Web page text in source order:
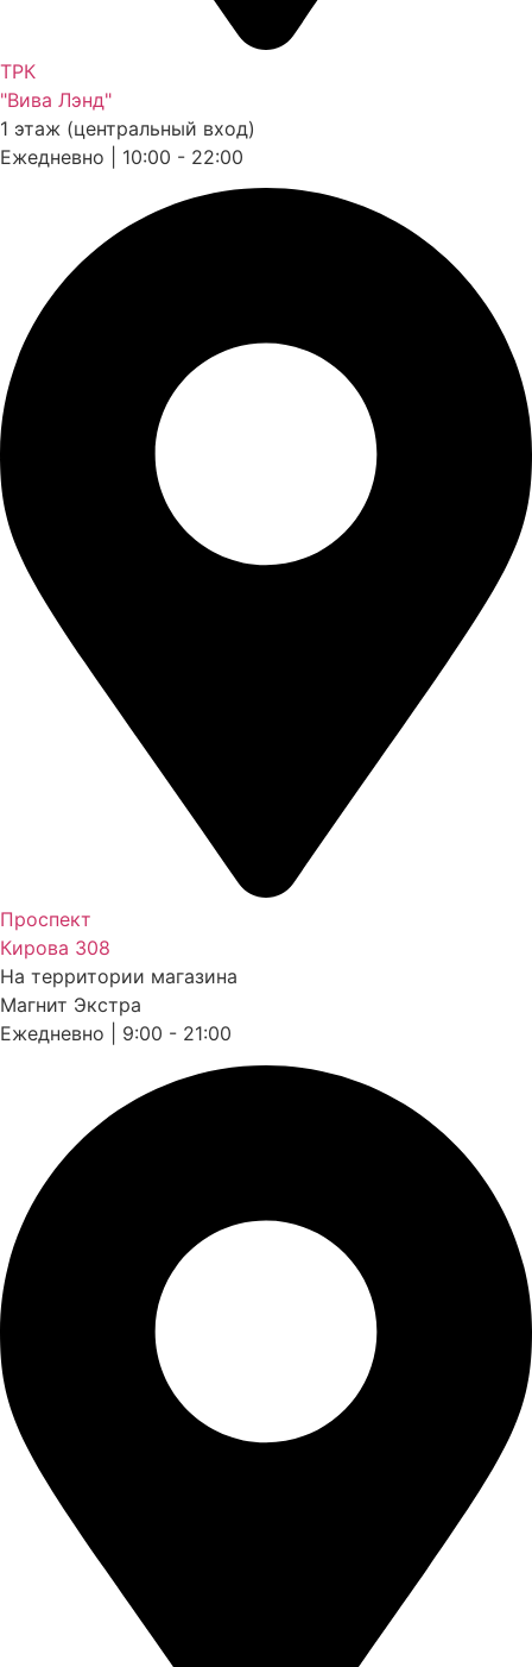
ТРК
"Вива Лэнд"
1 этаж (центральный вход)
Ежедневно | 10:00 - 22:00
Проспект
Кирова 308
На территории магазина
Магнит Экстра
Ежедневно | 9:00 - 21:00